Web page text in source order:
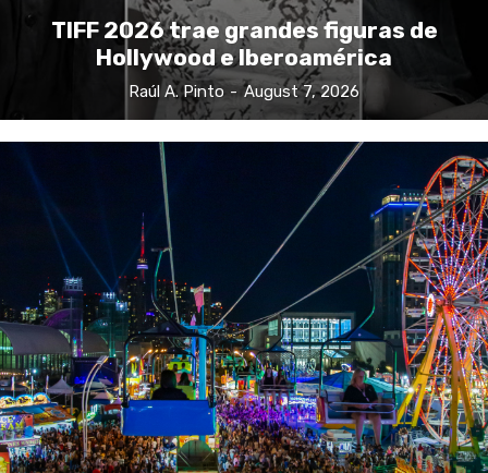
TIFF 2026 trae grandes figuras de
Hollywood e Iberoamérica
Raúl A. Pinto - August 7, 2026